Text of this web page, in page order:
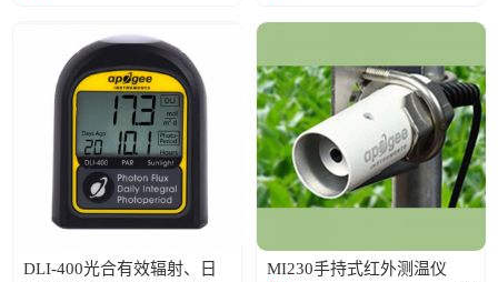
DLI-400光合有效辐射、日
MI230手持式红外测温仪